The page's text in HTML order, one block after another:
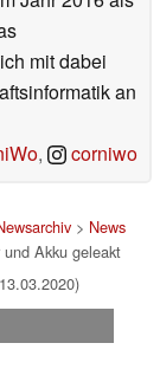
mit dabei
an
, corniwo
> News
Akku geleakt